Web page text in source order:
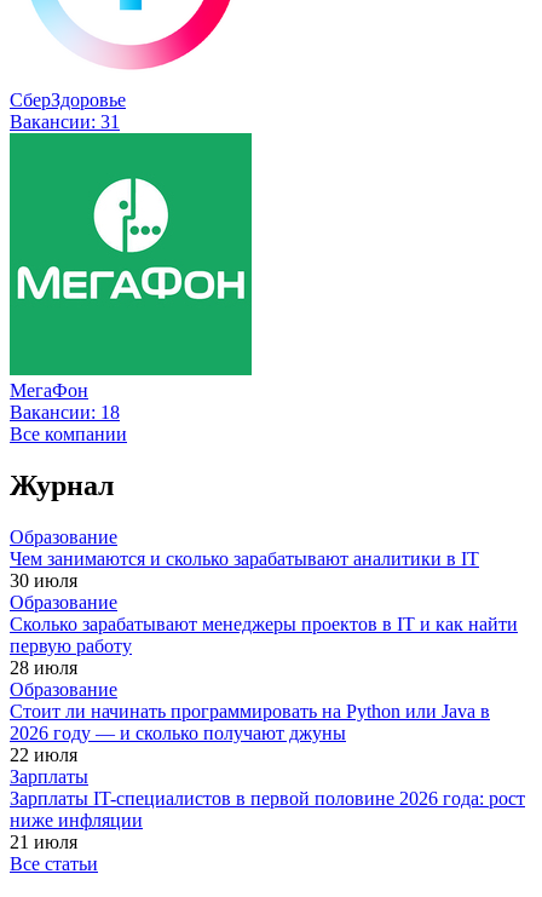
СберЗдоровье
Вакансии: 31
МегаФон
Вакансии: 18
Все компании
Журнал
Образование
Чем занимаются и сколько зарабатывают аналитики в IT
30 июля
Образование
Сколько зарабатывают менеджеры проектов в IT и как найти
первую работу
28 июля
Образование
Стоит ли начинать программировать на Python или Java в
2026 году — и сколько получают джуны
22 июля
Зарплаты
Зарплаты IT-специалистов в первой половине 2026 года: рост
ниже инфляции
21 июля
Все статьи